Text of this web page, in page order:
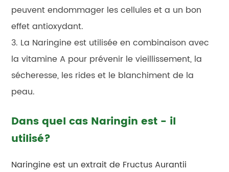
peuvent endommager les cellules et a un bon
effet antioxydant.
3. La Naringine est utilisée en combinaison avec
la vitamine A pour prévenir le vieillissement, la
sécheresse, les rides et le blanchiment de la
peau.
Dans quel cas Naringin est - il
utilisé?
Naringine est un extrait de Fructus Aurantii